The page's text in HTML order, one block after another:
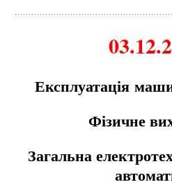
Експлуатація м
Фізичне
Загальна
автом